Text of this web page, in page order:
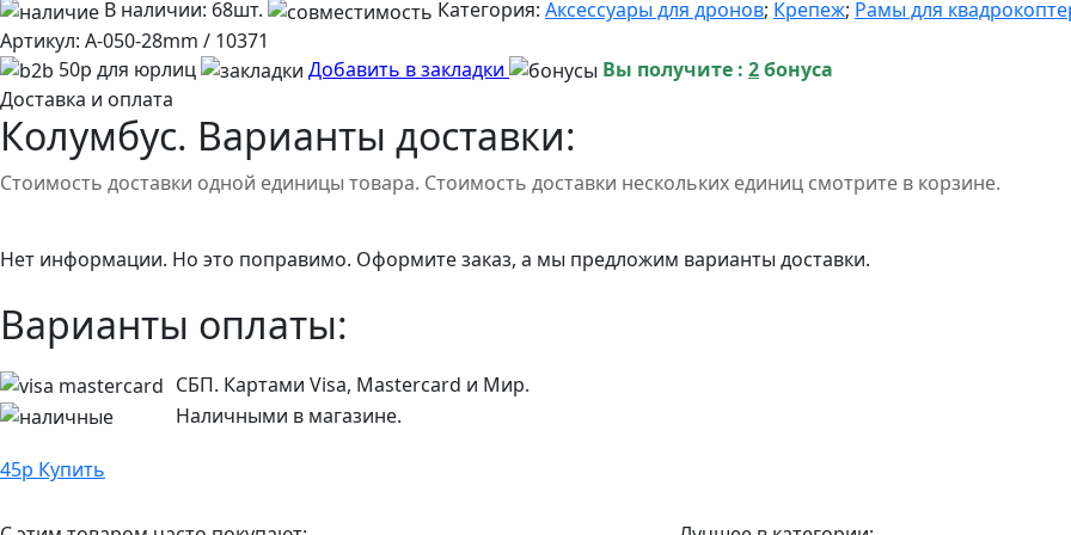
В наличии: 68шт. Категория: Аксессуары для дронов; Крепеж; Рамы для
Артикул: A-050-28mm / 10371
50р для юрлиц
Добавить в закладки Вы получите : 2бонуса
Доставка и оплата
Колумбус. Варианты доставки:
Стоимость доставки одной единицы товара. Стоимость доставки нескольких единиц смотрите в корзине.
Нет информации. Но это поправимо. Оформите заказ, а мы предложим варианты доставки.
Варианты оплаты:
СБП. Картами Visa, Mastercard и Мир.
Наличными в магазине.
45р Купить